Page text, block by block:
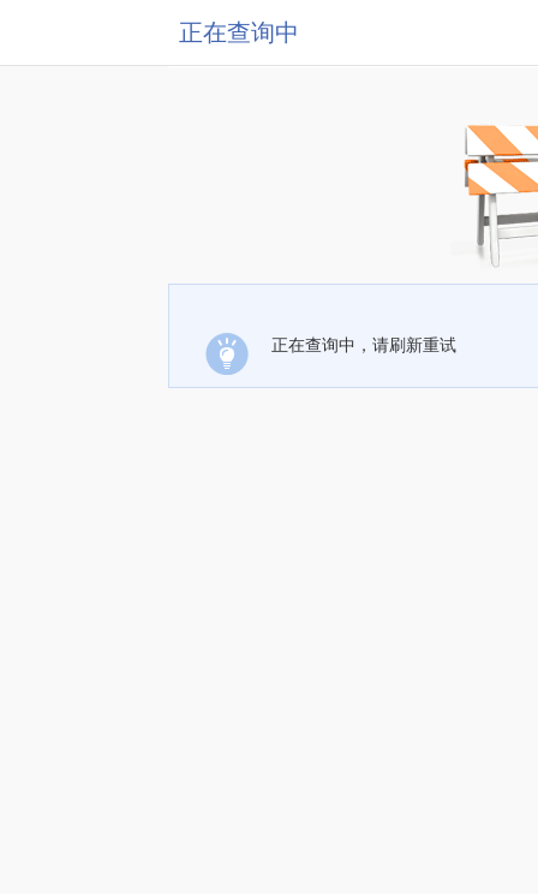
正在查询中
正在查询中，请刷新重试